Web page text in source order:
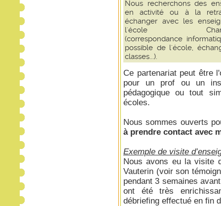
Nous recherchons des
en activité ou à la
échanger avec les
l'école
(correspondance
possible de l'école,
classes...).
Ce partenariat peut être
pour un prof ou un
pédagogique ou tout
écoles.
Nous sommes ouverts
à prendre contact avec
Exemple de visite
Nous avons eu la visite
Vauterin (voir son
pendant 3 semaines
ont été très
débriefing effectué en fin